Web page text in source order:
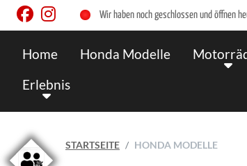
Wir haben noch geschlossen und öffnen
Home Honda Modelle
Erlebnis
STARTSEITE HONDA MODELLE